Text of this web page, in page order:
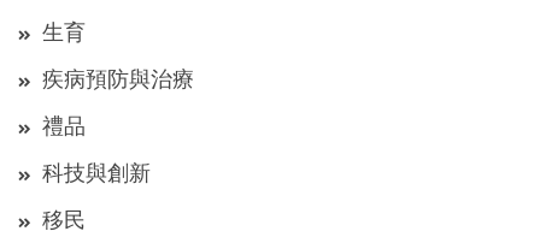
生育
疾病預防與治療
禮品
科技與創新
移民